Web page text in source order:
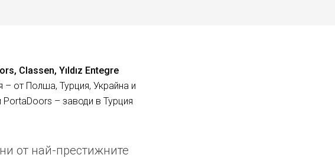
Classen, Yıldız Entegre
от Полша, Турция, Украйна и
PortaDoors – заводи в Турция
от най-престижните